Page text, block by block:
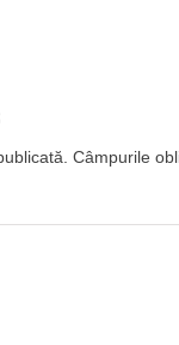
Câmpurile